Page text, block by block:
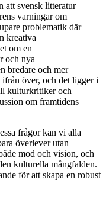
att svensk litteratur
varningar om
problematik där
kreativa
om en
och nya
bredare och mer
över, och det ligger i
kulturkritiker och
om framtidens
frågor kan vi alla
överlever utan
mod och vision, och
kulturella mångfalden.
för att skapa en robust